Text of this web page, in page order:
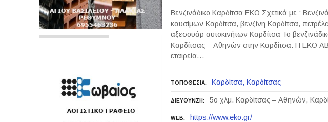
Βενζινάδικο Καρδίτσα ΕΚΟ Σχετικά με :
καυσίμων Καρδίτσα, βενζίνη Καρδίτσα,
αξεσουάρ αυτοκινήτων Καρδίτσα Το
Καρδίτσας – Αθηνών στην Καρδίτσα. Η ΕΚΟ
εταιρεία…
ΤΟΠΟΘΕΣΙΑ Καρδίτσα Καρδίτσας
ΔΙΕΥΘΥΝΣΗ 5ο χλμ. Καρδίτσας – Αθηνών,
WEB https://www.eko.gr/